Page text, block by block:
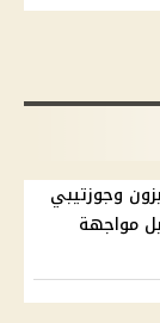
وجوزتيبي
مواجهة